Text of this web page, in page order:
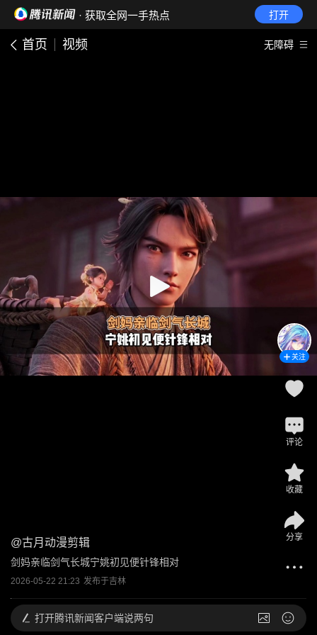
· 获取全网一手热点 打开
首页 视频 无障碍
@古月动漫剪辑
剑妈亲临剑气长城宁姚初见便针锋相对
2026-05-22 21:23 发布于吉林
关注
评论
收藏
分享
打开腾讯新闻客户端说两句